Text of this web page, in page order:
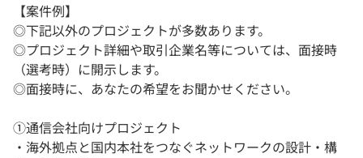
【案件例】
◎下記以外のプロジェクトが多数あります。
◎プロジェクト詳細や取引企業名等については、面接時
（選考時）に開示します。
◎面接時に、あなたの希望をお聞かせください。
①通信会社向けプロジェクト
・海外拠点と国内本社をつなぐネットワークの設計・構